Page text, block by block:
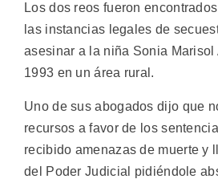
Los dos reos fueron
las instancias legales de
asesinar a la niña Sonia
1993 en un área rural.
Uno de sus abogados dijo que
recursos a favor de los
recibido amenazas de muerte y
del Poder Judicial pidiéndole